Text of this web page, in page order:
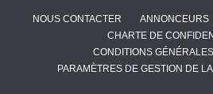
NOUS CONTACTER ANNONCEURS
CHARTE DE
CONDITIONS
PARAMÈTRES DE GESTION DE